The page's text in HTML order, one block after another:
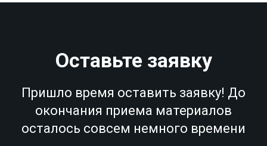
Оставьте заявку
Пришло время оставить заявку! До
окончания приема материалов
осталось совсем немного времени